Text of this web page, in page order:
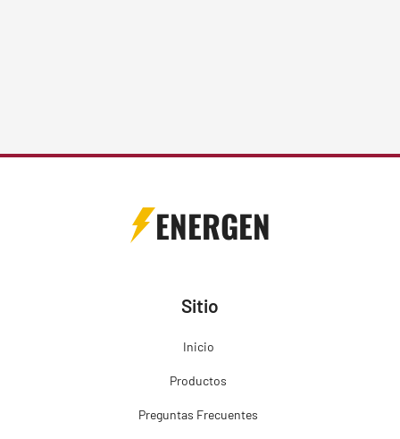
ENERGEN
Sitio
Inicio
Productos
Preguntas Frecuentes